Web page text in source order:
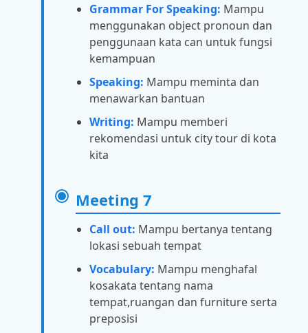
Grammar For Speaking: Mampu
menggunakan object pronoun dan
penggunaan kata can untuk fungsi
kemampuan
Speaking: Mampu meminta dan
menawarkan bantuan
Writing: Mampu memberi
rekomendasi untuk city tour di kota
kita
Meeting 7
Call out: Mampu bertanya tentang
lokasi sebuah tempat
Vocabulary: Mampu menghafal
kosakata tentang nama
tempat,ruangan dan furniture serta
preposisi